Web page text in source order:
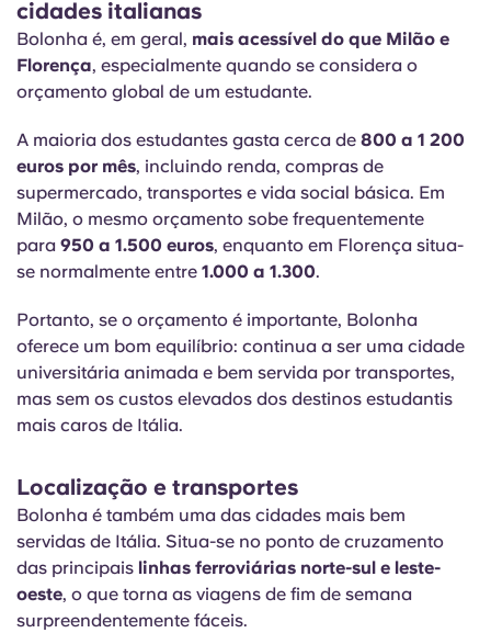
cidades italianas
Bolonha é, em geral, mais acessível do que Milão e
Florença, especialmente quando se considera o
orçamento global de um estudante.
A maioria dos estudantes gasta cerca de 800 a 1 200
euros por mês, incluindo renda, compras de
supermercado, transportes e vida social básica. Em
Milão, o mesmo orçamento sobe frequentemente
para 950 a 1.500 euros, enquanto em Florença situa-
se normalmente entre 1.000 a 1.300.
Portanto, se o orçamento é importante, Bolonha
oferece um bom equilíbrio: continua a ser uma cidade
universitária animada e bem servida por transportes,
mas sem os custos elevados dos destinos estudantis
mais caros de Itália.
Localização e transportes
Bolonha é também uma das cidades mais bem
servidas de Itália. Situa-se no ponto de cruzamento
das principais linhas ferroviárias norte-sul e leste-
oeste, o que torna as viagens de fim de semana
surpreendentemente fáceis.